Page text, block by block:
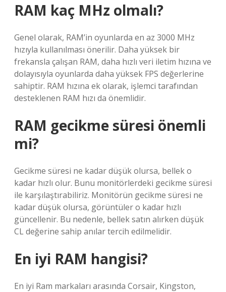
RAM kaç MHz olmalı?
Genel olarak, RAM’in oyunlarda en az 3000 MHz
hızıyla kullanılması önerilir. Daha yüksek bir
frekansla çalışan RAM, daha hızlı veri iletim hızına ve
dolayısıyla oyunlarda daha yüksek FPS değerlerine
sahiptir. RAM hızına ek olarak, işlemci tarafından
desteklenen RAM hızı da önemlidir.
RAM gecikme süresi önemli
mi?
Gecikme süresi ne kadar düşük olursa, bellek o
kadar hızlı olur. Bunu monitörlerdeki gecikme süresi
ile karşılaştırabiliriz. Monitörün gecikme süresi ne
kadar düşük olursa, görüntüler o kadar hızlı
güncellenir. Bu nedenle, bellek satın alırken düşük
CL değerine sahip anılar tercih edilmelidir.
En iyi RAM hangisi?
En iyi Ram markaları arasında Corsair, Kingston,